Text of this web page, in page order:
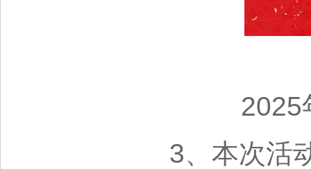
2025
3、本次活